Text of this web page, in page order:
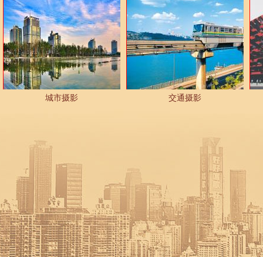
城市摄影 交通摄影